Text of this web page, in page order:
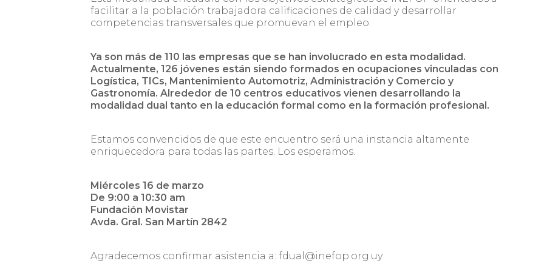
facilitar a la población trabajadora calificaciones de calidad y desarrollar
competencias transversales que promuevan el empleo.
Ya son más de 110 las empresas que se han involucrado en esta modalidad.
Actualmente, 126 jóvenes están siendo formados en ocupaciones vinculadas con
Logística, TICs, Mantenimiento Automotriz, Administración y Comercio y
Gastronomía. Alrededor de 10 centros educativos vienen desarrollando la
modalidad dual tanto en la educación formal como en la formación profesional.
Estamos convencidos de que este encuentro será una instancia altamente
enriquecedora para todas las partes. Los esperamos.
Miércoles 16 de marzo
De 9:00 a 10:30 am
Fundación Movistar
Avda. Gral. San Martín 2842
Agradecemos confirmar asistencia a: fdual@inefop.org.uy